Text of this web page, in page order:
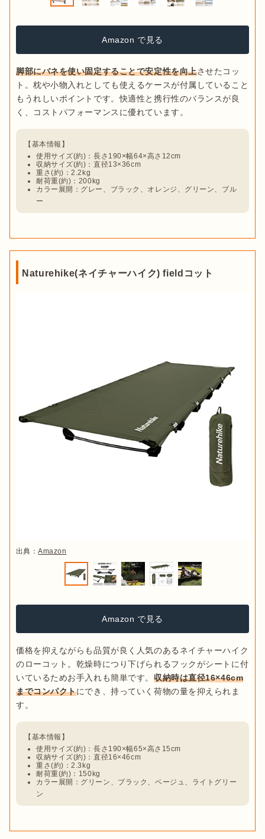
Amazon で見る
脚部にバネを使い固定することで安定性を向上させたコッ
ト。枕や小物入れとしても使えるケースが付属していること
もうれしいポイントです。快適性と携行性のバランスが良
使用サイズ(約)：長さ190×幅64×高さ12cm
収納サイズ(約)：直径13×36cm
重さ(約)：2.2kg
耐荷重(約)：200kg
カラー展開：グレー、ブラック、オレンジ、グリーン、ブル
ー
Naturehike(ネイチャーハイク) fieldコット
出典：Amazon
Amazon で見る
価格を抑えながらも品質が良く人気のあるネイチャーハイク
のローコット。乾燥時につり下げられるフックがシートに付
いているためお手入れも簡単です。 収納時は直径16×46cm
までコンパクトにでき、持っていく荷物の量を抑えられま
使用サイズ(約)：長さ190×幅65×高さ15cm
収納サイズ(約)：直径16×46cm
重さ(約)：2.3kg
耐荷重(約)：150kg
カラー展開：グリーン、ブラック、ベージュ、ライトグリー
ン